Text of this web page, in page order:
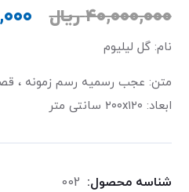
۴۰,۰۰۰,۰۰۰ ریال
نام: گل لیلیوم
متن: عجب رسمیه رسم زمونه ،
ابعاد: ٢٠٠x١٢٠ سانتی متر
شناسه محصول: 002